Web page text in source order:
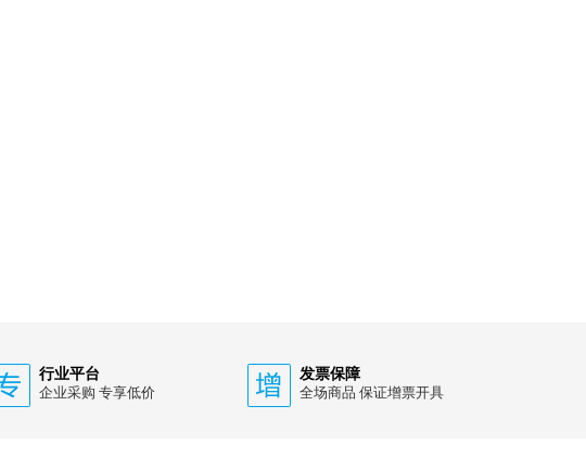
行业平台
企业采购 专享低价
发票保障
全场商品 保证增票开具